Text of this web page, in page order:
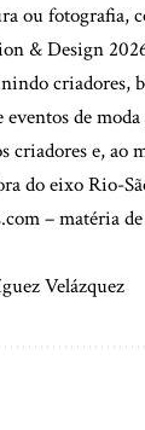
ou fotografia,
& Design
criadores,
de
criadores e, ao
do eixo Rio-
– matéria
Velázquez